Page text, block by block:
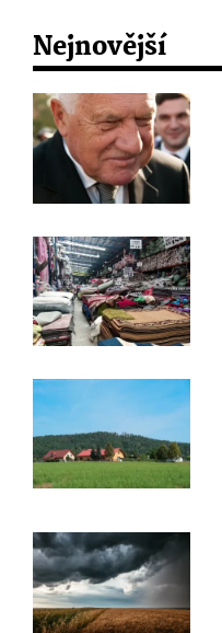
Nejnovější